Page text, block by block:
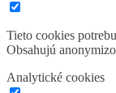
Tieto cookies
Obsahujú
Analytické cookies